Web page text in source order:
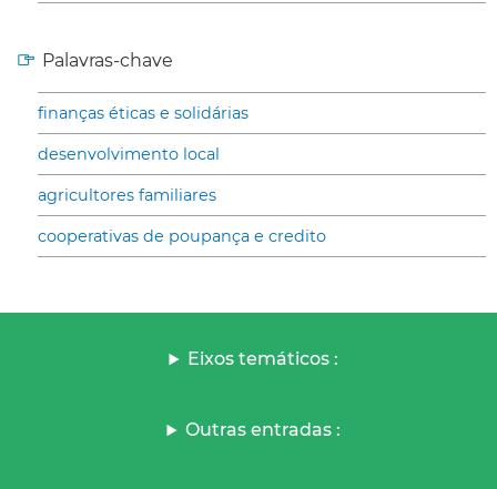
Palavras-chave
finanças éticas e solidárias
desenvolvimento local
agricultores familiares
cooperativas de poupança e credito
Eixos temáticos :
Outras entradas :